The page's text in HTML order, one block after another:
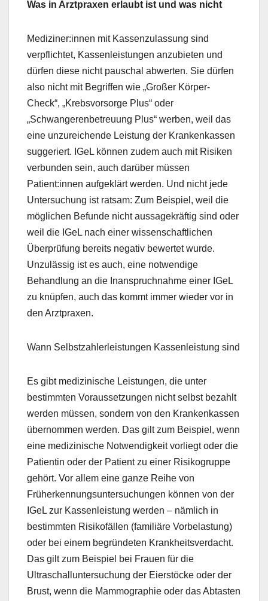
Was in Arztpraxen erlaubt ist und was nicht
Mediziner:innen mit Kassenzulassung sind
verpflichtet, Kassenleistungen anzubieten und
dürfen diese nicht pauschal abwerten. Sie dürfen
also nicht mit Begriffen wie „Großer Körper-
Check“, „Krebsvorsorge Plus“ oder
„Schwangerenbetreuung Plus“ werben, weil das
eine unzureichende Leistung der Krankenkassen
suggeriert. IGeL können zudem auch mit Risiken
verbunden sein, auch darüber müssen
Patient:innen aufgeklärt werden. Und nicht jede
Untersuchung ist ratsam: Zum Beispiel, weil die
möglichen Befunde nicht aussagekräftig sind oder
weil die IGeL nach einer wissenschaftlichen
Überprüfung bereits negativ bewertet wurde.
Unzulässig ist es auch, eine notwendige
Behandlung an die Inanspruchnahme einer IGeL
zu knüpfen, auch das kommt immer wieder vor in
den Arztpraxen.
Wann Selbstzahlerleistungen Kassenleistung sind
Es gibt medizinische Leistungen, die unter
bestimmten Voraussetzungen nicht selbst bezahlt
werden müssen, sondern von den Krankenkassen
übernommen werden. Das gilt zum Beispiel, wenn
eine medizinische Notwendigkeit vorliegt oder die
Patientin oder der Patient zu einer Risikogruppe
gehört. Vor allem eine ganze Reihe von
Früherkennungsuntersuchungen können von der
IGeL zur Kassenleistung werden – nämlich in
bestimmten Risikofällen (familiäre Vorbelastung)
oder bei einem begründeten Krankheitsverdacht.
Das gilt zum Beispiel bei Frauen für die
Ultraschalluntersuchung der Eierstöcke oder der
Brust, wenn die Mammographie oder das Abtasten